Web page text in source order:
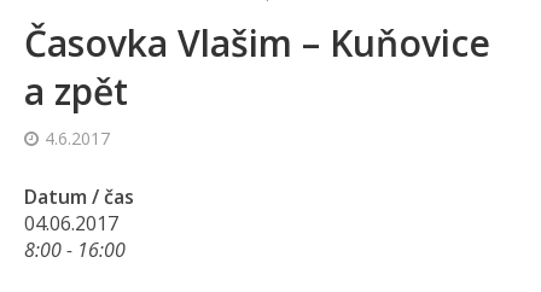
Časovka Vlašim – Kuňovice
a zpět
4.6.2017
Datum / čas
04.06.2017
8:00 - 16:00